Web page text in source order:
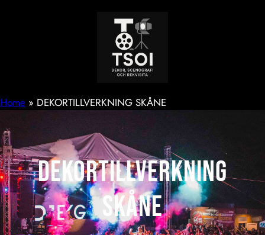
Home » DEKORTILLVERKNING SKÅNE
DEKORTILLVERKNING
SKÅNE